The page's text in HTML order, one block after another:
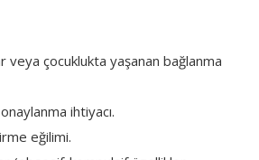
veya çocuklukta yaşanan bağlanma
ihtiyacı.
eğilimi.